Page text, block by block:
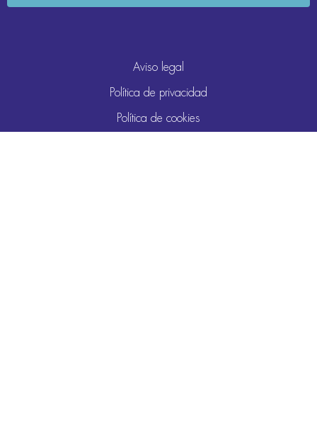
Aviso legal
Política de privacidad
Política de cookies